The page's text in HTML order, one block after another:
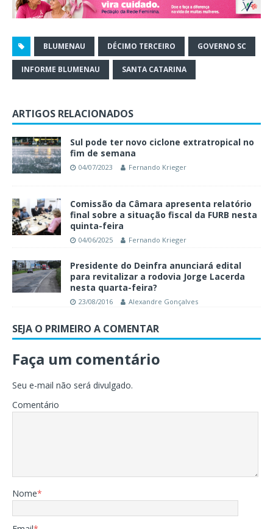
BLUMENAU DÉCIMO TERCEIRO GOVERNO SC
INFORME BLUMENAU SANTA CATARINA
ARTIGOS RELACIONADOS
Sul pode ter novo ciclone extratropical no
fim de semana
04/07/2023 Fernando Krieger
Comissão da Câmara apresenta relatório
final sobre a situação fiscal da FURB nesta
quinta-feira
04/06/2025 Fernando Krieger
Presidente do Deinfra anunciará edital
para revitalizar a rodovia Jorge Lacerda
nesta quarta-feira?
23/08/2016 Alexandre Gonçalves
SEJA O PRIMEIRO A COMENTAR
Faça um comentário
Seu e-mail não será divulgado.
Comentário
Nome*